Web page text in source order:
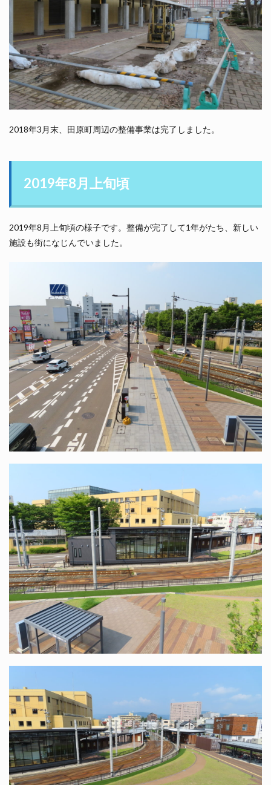
2018年3月末、田原町周辺の整備事業は完了しました。
2019年8月上旬頃
2019年8月上旬頃の様子です。整備が完了して1年がたち、新しい
施設も街になじんでいました。